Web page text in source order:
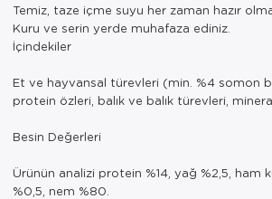
Temiz, taze içme suyu her zaman hazır
Kuru ve serin yerde muhafaza ediniz.
İçindekiler
Et ve hayvansal türevleri (min. %4 somon
protein özleri, balık ve balık türevleri,
Besin Değerleri
Ürünün analizi protein %14, yağ %2,5, ham
%0,5, nem %80.